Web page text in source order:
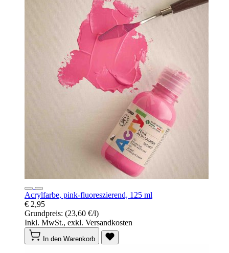
Acrylfarbe, pink-fluoreszierend, 125 ml
€ 2,95
Grundpreis: (23,60 €/l)
Inkl. MwSt., exkl. Versandkosten
In den Warenkorb